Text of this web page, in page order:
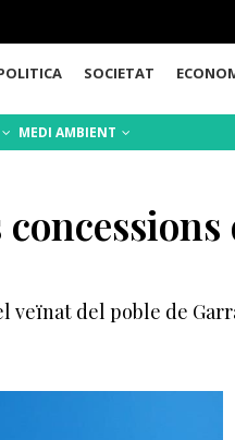
SOCIETAT
MEDI AMBIENT
veïnat del poble de